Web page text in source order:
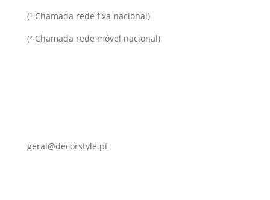
(¹ Chamada rede fixa nacional)
(² Chamada rede móvel nacional)
geral@decorstyle.pt